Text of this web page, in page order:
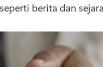
berita dan